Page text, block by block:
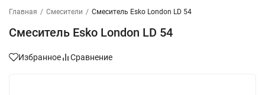
Главная / Смесители / Смеситель Esko London LD 54
Смеситель Esko London LD 54
Избранное Сравнение